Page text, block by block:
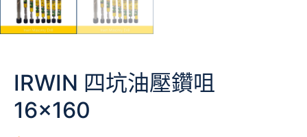
IRWIN 四坑油壓鑽咀
16×160